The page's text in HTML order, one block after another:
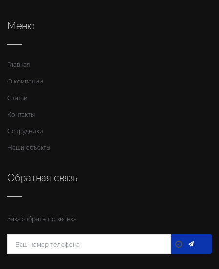
Меню
Главная
О компании
Статьи
Контакты
Сотрудники
Наши объекты
Обратная связь
Заказ обратного звонка